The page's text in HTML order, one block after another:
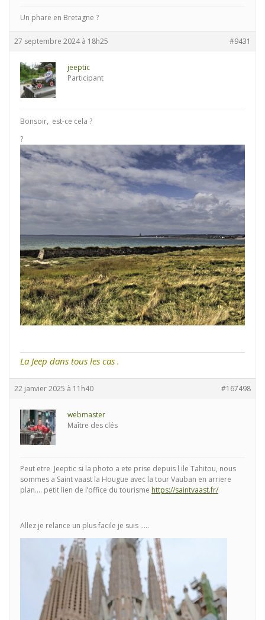
Un phare en Bretagne ?
27 septembre 2024 à 18h25 #9431
jeeptic
Participant
Bonsoir, est-ce cela ?
?
La Jeep dans tous les cas .
22 janvier 2025 à 11h40 #167498
webmaster
Maître des clés
Peut etre Jeeptic si la photo a ete prise depuis l ile Tahitou, nous
sommes a Saint vaast la Hougue avec la tour Vauban en arriere
plan…. petit lien de l’office du tourisme https://saintvaast.fr/
Allez je relance un plus facile je suis …..